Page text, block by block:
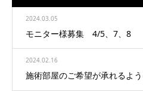
2024.03.05
モニター様募集 4/5、7、8
2024.02.16
施術部屋のご希望が承れるよ